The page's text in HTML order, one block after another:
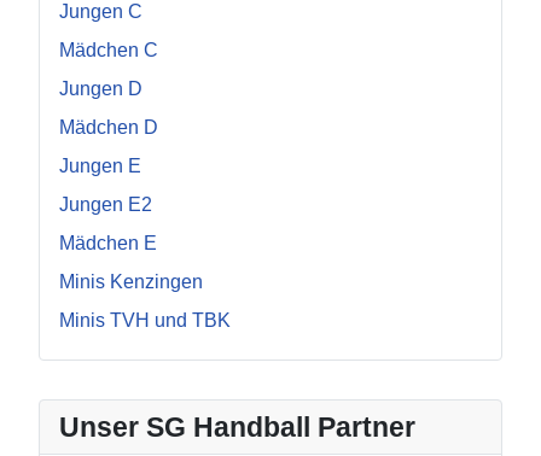
Unser SG Handball Partner
Jungen C
Mädchen C
Jungen D
Mädchen D
Jungen E
Jungen E2
Mädchen E
Minis Kenzingen
Minis TVH und TBK